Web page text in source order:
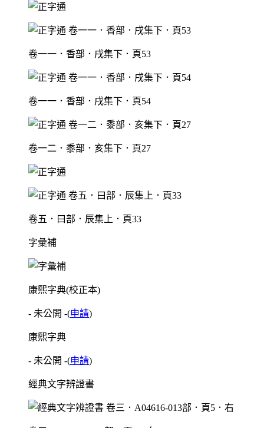
卷一一．香部．戌集下．頁53
卷一一．香部．戌集下．頁54
卷一二．黍部．亥集下．頁27
卷五．曰部．辰集上．頁33
字彙補
康熙字典(校正本)
- 未公開 -(申請)
康熙字典
- 未公開 -(申請)
經典文字辨證書